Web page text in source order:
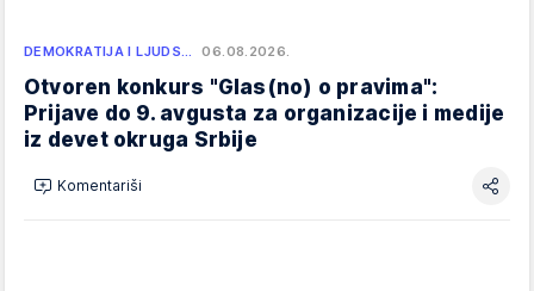
DEMOKRATIJA I LJUDS… 06.08.2026.
Otvoren konkurs "Glas(no) o pravima":
Prijave do 9. avgusta za organizacije i medije
iz devet okruga Srbije
Komentariši